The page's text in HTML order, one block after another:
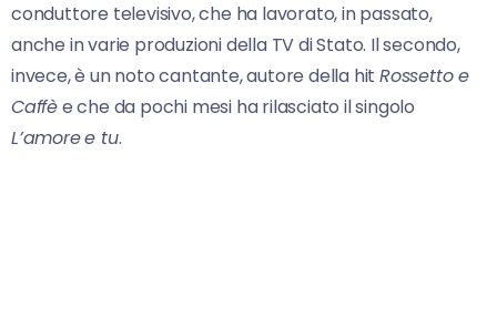
conduttore televisivo, che ha lavorato, in passato,
anche in varie produzioni della TV di Stato. Il secondo,
invece, è un noto cantante, autore della hit Rossetto e
Caffèe che da pochi mesi ha rilasciato il singolo
L’amoree tu.